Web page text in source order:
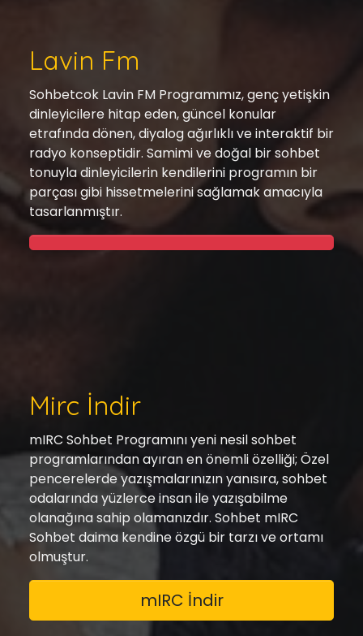
Lavin Fm
Sohbetcok Lavin FM Programımız, genç yetişkin
dinleyicilere hitap eden, güncel konular
etrafında dönen, diyalog ağırlıklı ve interaktif bir
radyo konseptidir. Samimi ve doğal bir sohbet
tonuyla dinleyicilerin kendilerini programın bir
parçası gibi hissetmelerini sağlamak amacıyla
tasarlanmıştır.
Mirc İndir
mIRC Sohbet Programını yeni nesil sohbet
programlarından ayıran en önemli özelliği; Özel
pencerelerde yazışmalarınızın yanısıra, sohbet
odalarında yüzlerce insan ile yazışabilme
olanağına sahip olamanızdır. Sohbet mIRC
Sohbet daima kendine özgü bir tarzı ve ortamı
olmuştur.
mIRC İndir